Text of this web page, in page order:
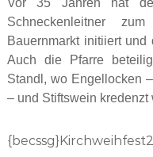
Vor 35 Jahren hat
Schneckenleitner
Bauernmarkt initiiert
Auch die Pfarre
Standl, wo Engellocken
– und Stiftswein kredenzt